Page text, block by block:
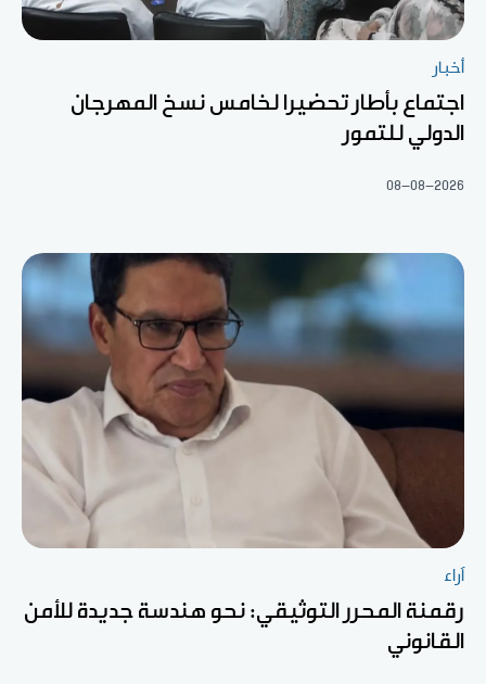
أخبار
اجتماع بأطار تحضيرا لخامس نسخ المهرجان
الدولي للتمور
08-08-2026
آراء
رقمنة المحرر التوثيقي: نحو هندسة جديدة للأمن
القانوني